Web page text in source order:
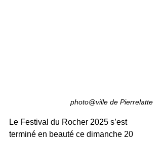
photo@ville de Pierrelatte
Le Festival du Rocher 2025 s’est
terminé en beauté ce dimanche 20